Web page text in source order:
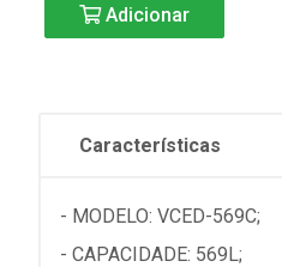
Adicionar
Características
- MODELO: VCED-569C;
- CAPACIDADE: 569L;